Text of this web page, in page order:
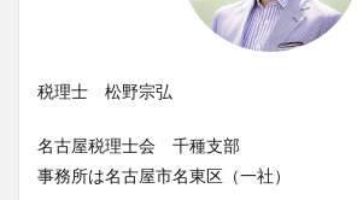
税理士 松野宗弘
名古屋税理士会 千種支部
事務所は名古屋市名東区（一社）